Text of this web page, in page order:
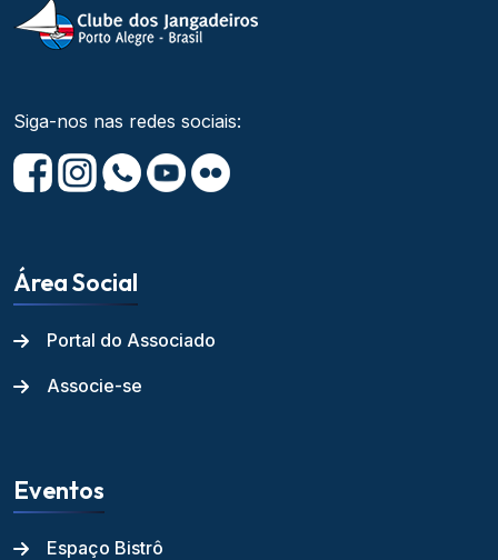
Siga-nos nas redes sociais:
Área Social
Portal do Associado
Associe-se
Eventos
Espaço Bistrô